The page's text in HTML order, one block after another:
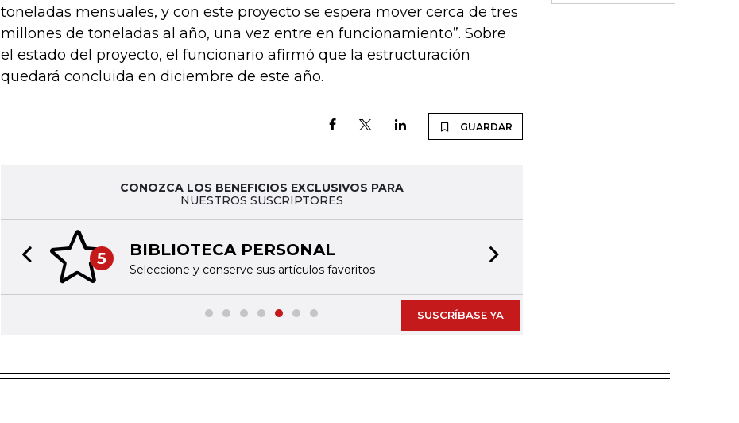
toneladas mensuales, y con este proyecto se espera mover cerca de tres
millones de toneladas al año, una vez entre en funcionamiento”. Sobre
el estado del proyecto, el funcionario afirmó que la estructuración
quedará concluida en diciembre de este año.
GUARDAR
CONOZCA LOS BENEFICIOS EXCLUSIVOS PARA
NUESTROS SUSCRIPTORES
5 BIBLIOTECA PERSONAL
Seleccione y conserve sus artículos favoritos
Previous slide
SUSCRÍBASE YA